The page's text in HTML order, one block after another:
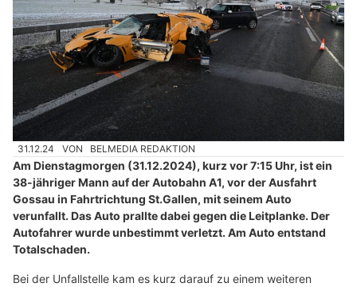
31.12.24 VON BELMEDIA REDAKTION
Am Dienstagmorgen (31.12.2024), kurz vor 7:15 Uhr, ist ein
38-jähriger Mann auf der Autobahn A1, vor der Ausfahrt
Gossau in Fahrtrichtung St.Gallen, mit seinem Auto
verunfallt. Das Auto prallte dabei gegen die Leitplanke. Der
Autofahrer wurde unbestimmt verletzt. Am Auto entstand
Totalschaden.
Bei der Unfallstelle kam es kurz darauf zu einem weiteren